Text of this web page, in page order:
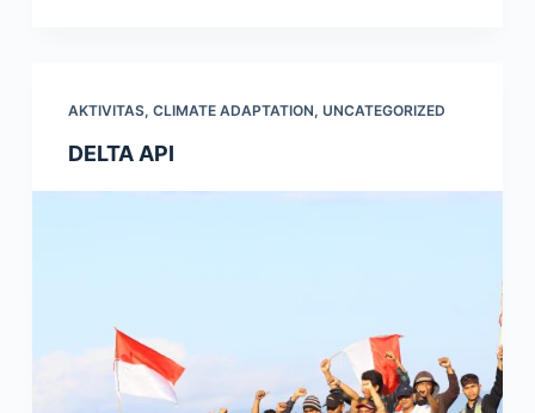
AKTIVITAS, CLIMATE ADAPTATION, UNCATEGORIZED
DELTA API